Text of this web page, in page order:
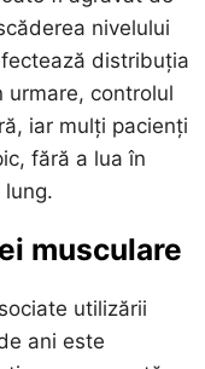
nivelului
distribuția
urmare, controlul
iar mulți pacienți
fără a lua în
musculare
utilizării
ani este